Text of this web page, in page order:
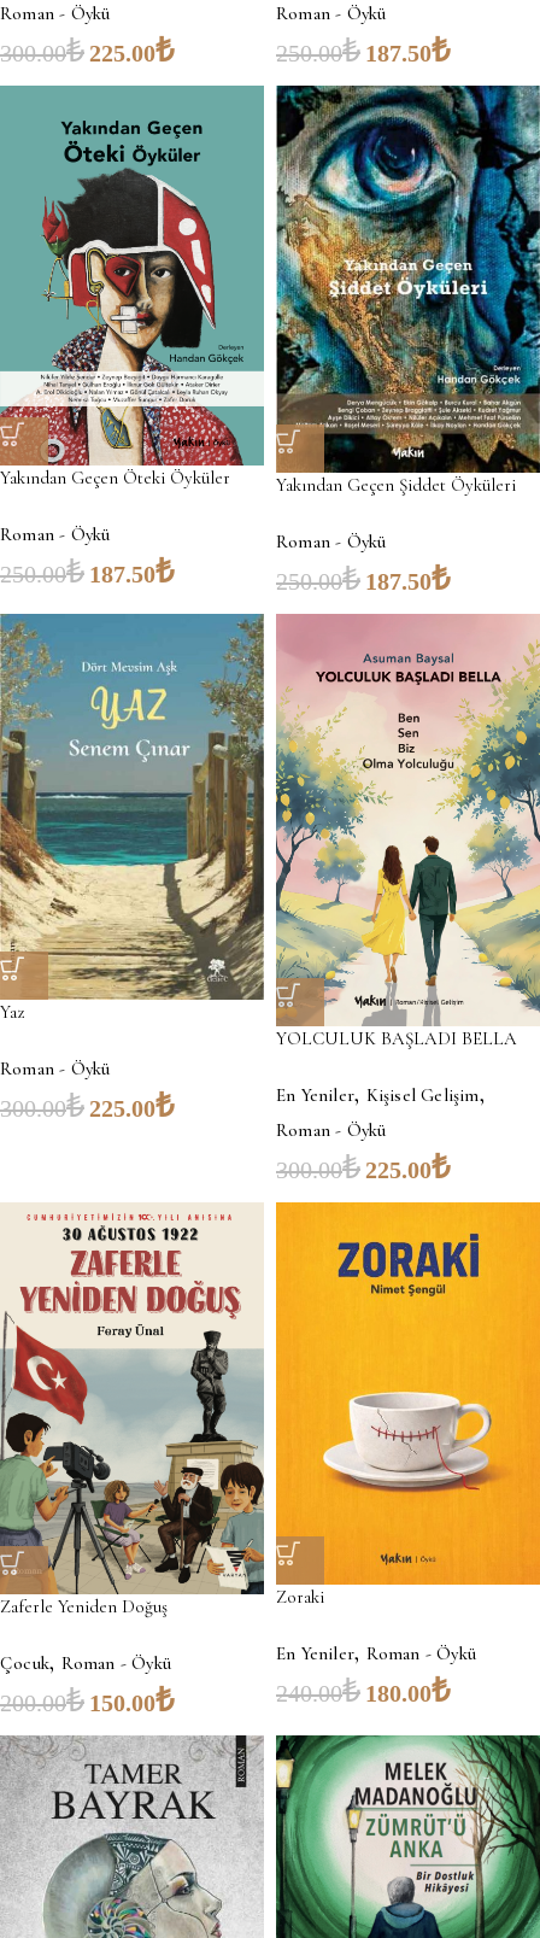
Roman - Öykü
300.00₺225.00₺
Roman - Öykü
250.00₺ 187.50₺
Yakından Geçen Öteki Öyküler
Roman - Öykü
250.00₺ 187.50₺
Yakından Geçen Şiddet Öyküleri
Roman - Öykü
250.00₺ 187.50₺
Yaz
Roman - Öykü
300.00₺225.00₺
YOLCULUK BAŞLADI BELLA
En Yeniler, Kişisel Gelişim,
Roman - Öykü
300.00₺225.00₺
Zaferle Yeniden Doğuş
Çocuk, Roman - Öykü
200.00₺ 150.00₺
Zoraki
En Yeniler, Roman - Öykü
240.00₺ 180.00₺